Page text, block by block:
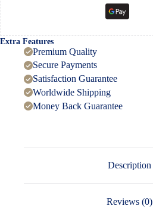
Extra Features
Premium Quality
Secure Payments
Satisfaction Guarantee
Worldwide Shipping
Money Back Guarantee
Description
Reviews (0)